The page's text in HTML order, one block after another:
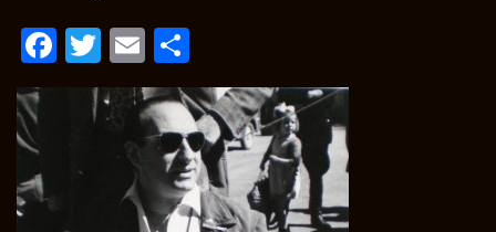
Facebook
Twitter
Email